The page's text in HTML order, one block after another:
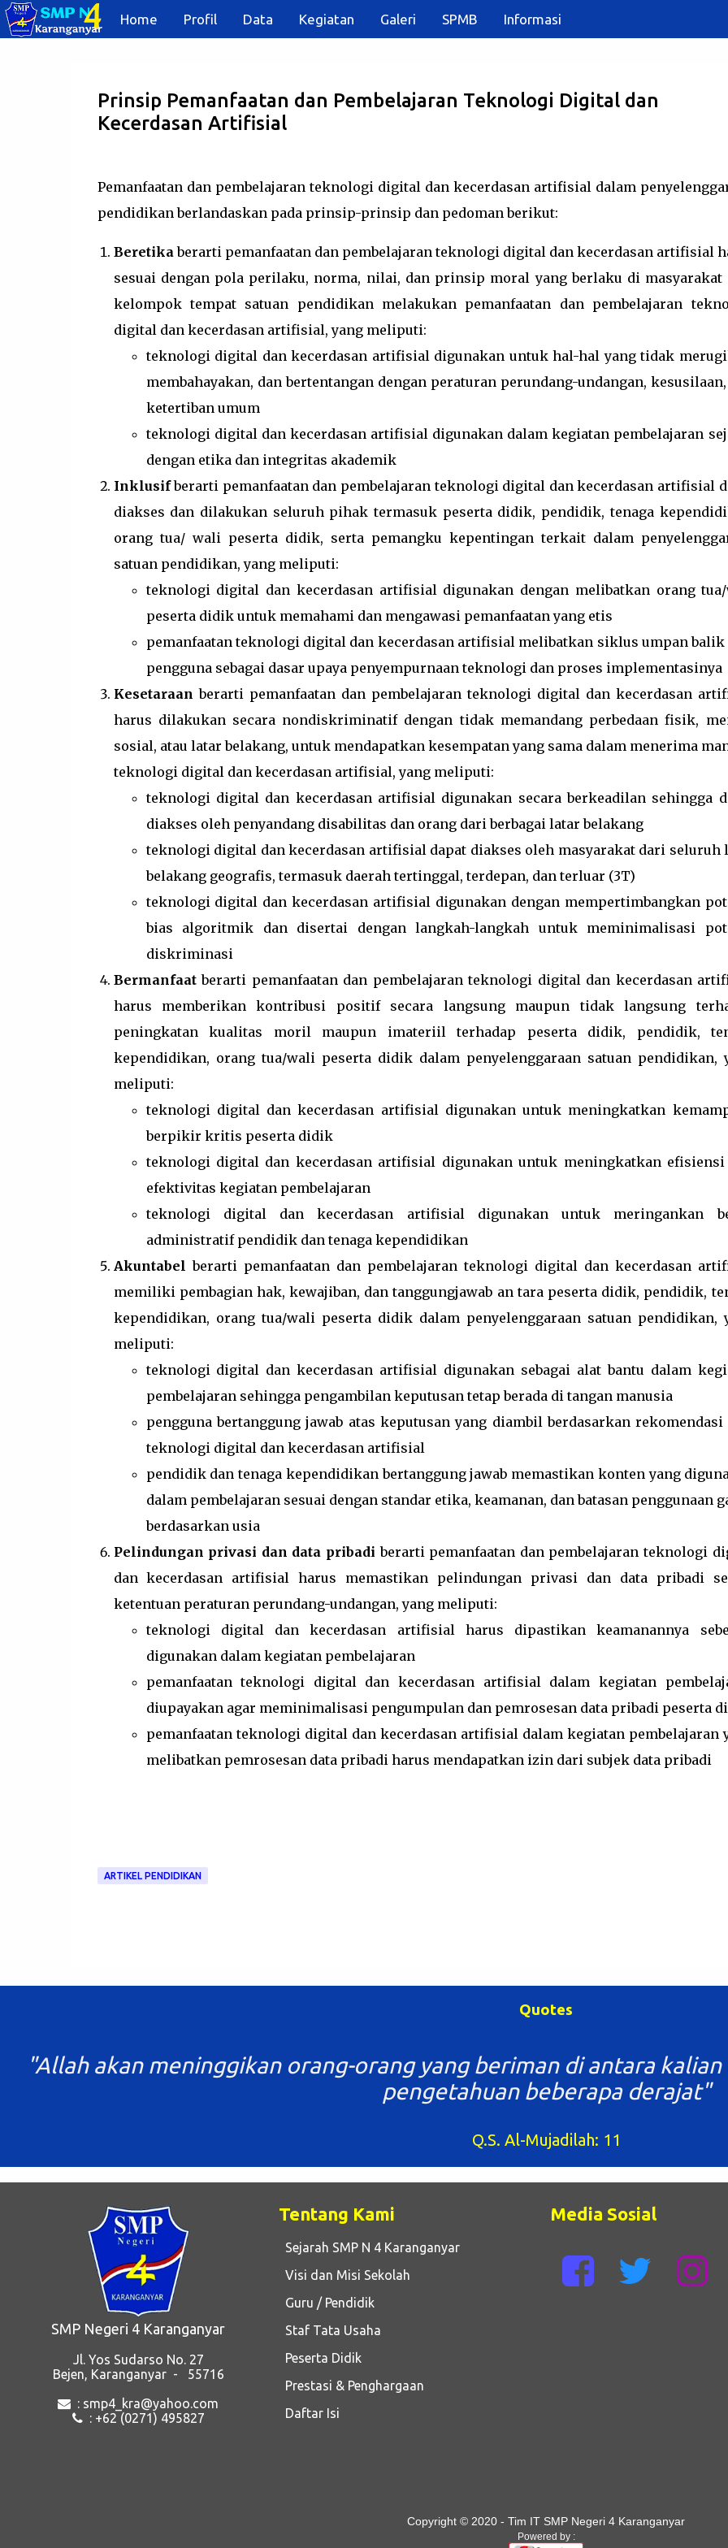
Home Profil Data Kegiatan Galeri SPMB Informasi
Langsung ke konten utama
Prinsip Pemanfaatan dan Pembelajaran Teknologi Digital dan
Kecerdasan Artifisial
Pemanfaatan dan pembelajaran teknologi digital dan kecerdasan artifisial dalam
pendidikan berlandaskan pada prinsip-prinsip dan pedoman berikut:
Beretikaberarti pemanfaatan dan pembelajaran teknologi digital dan kecerdasan artifisial
sesuai dengan pola perilaku, norma, nilai, dan prinsip moral yang berlaku di masyarakat
kelompok tempat satuan pendidikan melakukan pemanfaatan dan pembelajaran
digital dan kecerdasan artifisial, yang meliputi:
teknologi digital dan kecerdasan artifisial digunakan untuk hal-hal yang tidak
membahayakan, dan bertentangan dengan peraturan perundang-undangan,
ketertiban umum
teknologi digital dan kecerdasan artifisial digunakan dalam kegiatan pembelajaran
dengan etika dan integritas akademik
Inklusifberarti pemanfaatan dan pembelajaran teknologi digital dan kecerdasan artifisial
diakses dan dilakukan seluruh pihak termasuk peserta didik, pendidik, tenaga
orang tua/ wali peserta didik, serta pemangku kepentingan terkait dalam
satuan pendidikan, yang meliputi:
teknologi digital dan kecerdasan artifisial digunakan dengan melibatkan orang
peserta didik untuk memahami dan mengawasi pemanfaatan yang etis
pemanfaatan teknologi digital dan kecerdasan artifisial melibatkan siklus umpan
pengguna sebagai dasar upaya penyempurnaan teknologi dan proses implementasinya
Kesetaraan berarti pemanfaatan dan pembelajaran teknologi digital dan kecerdasan
harus dilakukan secara nondiskriminatif dengan tidak memandang perbedaan fisik,
sosial, atau latar belakang, untuk mendapatkan kesempatan yang sama dalam menerima
teknologi digital dan kecerdasan artifisial, yang meliputi:
teknologi digital dan kecerdasan artifisial digunakan secara berkeadilan sehingga
diakses oleh penyandang disabilitas dan orang dari berbagai latar belakang
teknologi digital dan kecerdasan artifisial dapat diakses oleh masyarakat dari seluruh
belakang geografis, termasuk daerah tertinggal, terdepan, dan terluar (3T)
teknologi digital dan kecerdasan artifisial digunakan dengan mempertimbangkan
bias algoritmik dan disertai dengan langkah-langkah untuk meminimalisasi
diskriminasi
Bermanfaatberarti pemanfaatan dan pembelajaran teknologi digital dan kecerdasan
harus memberikan kontribusi positif secara langsung maupun tidak langsung
peningkatan kualitas moril maupun imateriil terhadap peserta didik, pendidik,
kependidikan, orang tua/wali peserta didik dalam penyelenggaraan satuan pendidikan,
meliputi:
teknologi digital dan kecerdasan artifisial digunakan untuk meningkatkan
berpikir kritis peserta didik
teknologi digital dan kecerdasan artifisial digunakan untuk meningkatkan efisiensi
efektivitas kegiatan pembelajaran
teknologi digital dan kecerdasan artifisial digunakan untuk meringankan
administratif pendidik dan tenaga kependidikan
Akuntabel berarti pemanfaatan dan pembelajaran teknologi digital dan kecerdasan
memiliki pembagian hak, kewajiban, dan tanggungjawab an tara peserta didik, pendidik,
kependidikan, orang tua/wali peserta didik dalam penyelenggaraan satuan pendidikan,
meliputi:
teknologi digital dan kecerdasan artifisial digunakan sebagai alat bantu dalam
pembelajaran sehingga pengambilan keputusan tetap berada di tangan manusia
pengguna bertanggung jawab atas keputusan yang diambil berdasarkan
teknologi digital dan kecerdasan artifisial
pendidik dan tenaga kependidikan bertanggung jawab memastikan konten yang
dalam pembelajaran sesuai dengan standar etika, keamanan, dan batasan penggunaan
berdasarkan usia
Pelindungan privasi dan data pribadi berarti pemanfaatan dan pembelajaran teknologi
dan kecerdasan artifisial harus memastikan pelindungan privasi dan data pribadi
ketentuan peraturan perundang-undangan, yang meliputi:
teknologi digital dan kecerdasan artifisial harus dipastikan keamanannya
digunakan dalam kegiatan pembelajaran
pemanfaatan teknologi digital dan kecerdasan artifisial dalam kegiatan
diupayakan agar meminimalisasi pengumpulan dan pemrosesan data pribadi peserta
pemanfaatan teknologi digital dan kecerdasan artifisial dalam kegiatan pembelajaran
melibatkan pemrosesan data pribadi harus mendapatkan izin dari subjek data pribadi
ARTIKEL PENDIDIKAN
Quotes
"Allah akan meninggikan orang-orang yang beriman di antara
pengetahuan beberapa derajat"
Q.S. Al-Mujadilah: 11
SMP Negeri 4 Karanganyar
Jl. Yos Sudarso No. 27
Bejen, Karanganyar - 55716
: smp4_kra@yahoo.com
: +62 (0271) 495827
Tentang Kami
Sejarah SMP N 4 Karanganyar
Visi dan Misi Sekolah
Guru / Pendidik
Staf Tata Usaha
Peserta Didik
Prestasi & Penghargaan
Daftar Isi
Media Sosial
Copyright © 2020 - Tim IT SMP Negeri 4 Karanganyar
Powered by :